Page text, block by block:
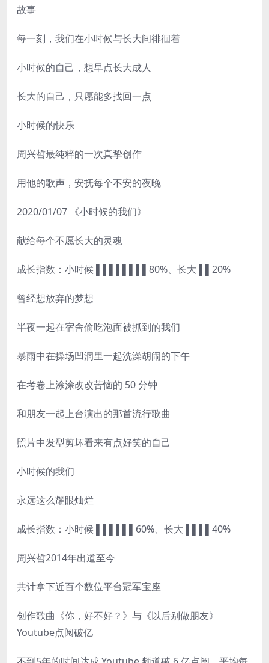
故事
每一刻，我们在小时候与长大间徘徊着
小时候的自己，想早点长大成人
长大的自己，只愿能多找回一点
小时候的快乐
周兴哲最纯粹的一次真挚创作
用他的歌声，安抚每个不安的夜晚
2020/01/07 《小时候的我们》
献给每个不愿长大的灵魂
成长指数：小时候 ▌▌▌▌▌▌▌▌80%、长大 ▌▌20%
曾经想放弃的梦想
半夜一起在宿舍偷吃泡面被抓到的我们
暴雨中在操场凹洞里一起洗澡胡闹的下午
在考卷上涂涂改改苦恼的 50 分钟
和朋友一起上台演出的那首流行歌曲
照片中发型剪坏看来有点好笑的自己
小时候的我们
永远这么耀眼灿烂
成长指数：小时候 ▌▌▌▌▌▌60%、长大 ▌▌▌▌40%
周兴哲2014年出道至今
共计拿下近百个数位平台冠军宝座
创作歌曲《你，好不好？》与《以后别做朋友》
Youtube点阅破亿